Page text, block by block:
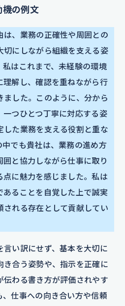
機の例文
は、業務の正確性や周囲との
切にしながら組織を支える姿
はこれまで、未経験の環境
理解し、確認を重ねながら行
した。このように、分から
一つひとつ丁寧に対応する姿
した業務を支える役割と重な
でも貴社は、業務の進め方
と協力しながら仕事に取り
に魅力を感じました。私は
ることを自覚した上で誠実
される存在として貢献してい
い訳にせず、基本を大切に
き合う姿勢や、指示を正確に
伝わる書き方が評価されやす
、仕事への向き合い方や信頼